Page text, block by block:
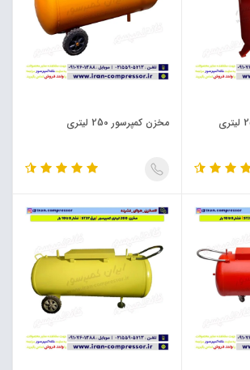
مخزن کمپرسور 250 لیتری